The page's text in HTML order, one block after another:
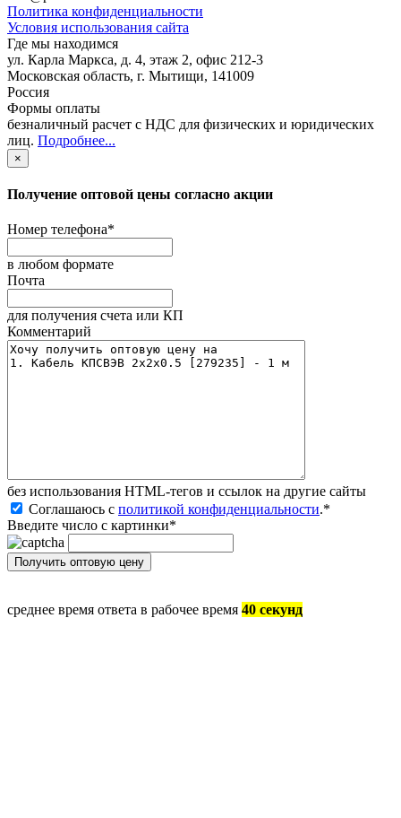
Политика конфиденциальности
Условия использования сайта
Где мы находимся
ул. Карла Маркса, д. 4, этаж 2, офис 212-3
Московская область, г. Мытищи, 141009
Россия
Формы оплаты
безналичный расчет с НДС для физических и юридических
лиц. Подробнее...
×
Получение оптовой цены согласно акции
Номер телефона*
в любом формате
Почта
для получения счета или КП
Комментарий
без иcпользования HTML-тегов и ссылок на другие сайты
Соглашаюсь с политикой конфиденциальности.*
Введите число с картинки*
среднее время ответа в рабочее время 40 секунд